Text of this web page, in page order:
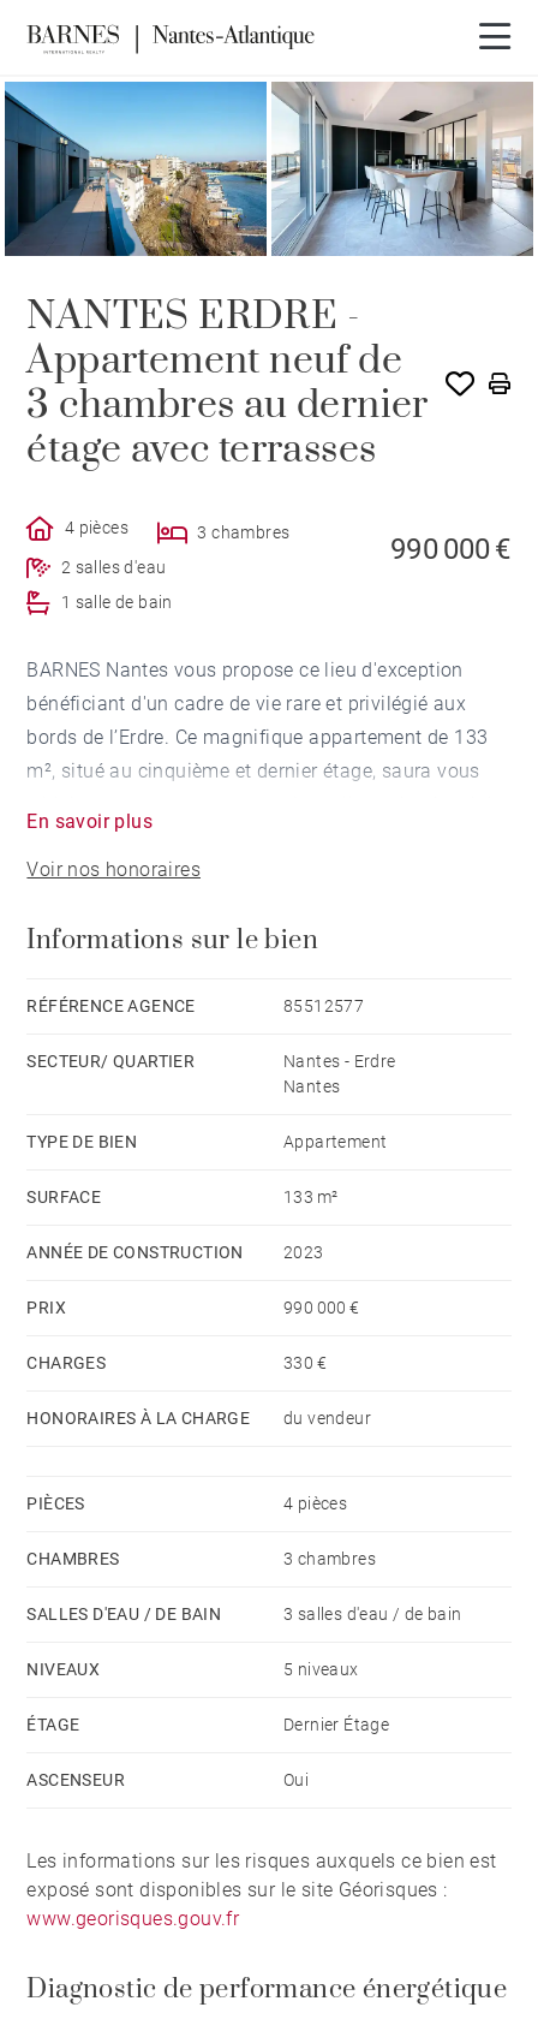
NANTES ERDRE -
Appartement neuf de
3 chambres au dernier
étage avec terrasses
4 pièces
3 chambres
2 salles d'eau
1 salle de bain
990 000 €
BARNES Nantes vous propose ce lieu d'exception
bénéficiant d'un cadre de vie rare et privilégié aux
bords de l’Erdre. Ce magnifique appartement de 133
m², situé au cinquième et dernier étage, saura vous
et son confort moderne bien pensé. Il vous offre une
pièce de réception de près de 65 m² donnant sur une
cuisine aménagée et équipée haut de gamme, trois
salle d’eau privative, un espace bureau avec un accès
Un garage et une place de stationnement complètent
charge du vendeur - Montant moyen de la quote-part
des dépenses annuelles d'énergie pour un usage
standard, établi à partir des prix de l'énergie de l'année
En savoir plus
Voir nos honoraires
Informations sur le bien
RÉFÉRENCE AGENCE 85512577
SECTEUR/ QUARTIER
Nantes - Erdre
Nantes
TYPE DE BIEN Appartement
SURFACE 133 m²
ANNÉE DE CONSTRUCTION 2023
PRIX 990 000 €
CHARGES 330 €
HONORAIRES À LA CHARGE du vendeur
PIÈCES 4 pièces
CHAMBRES 3 chambres
SALLES D'EAU / DE BAIN 3 salles d'eau / de bain
NIVEAUX 5 niveaux
ÉTAGE Dernier Étage
ASCENSEUR Oui
Les informations sur les risques auxquels ce bien est
exposé sont disponibles sur le site Géorisques :
www.georisques.gouv.fr
Diagnostic de performance énergétique